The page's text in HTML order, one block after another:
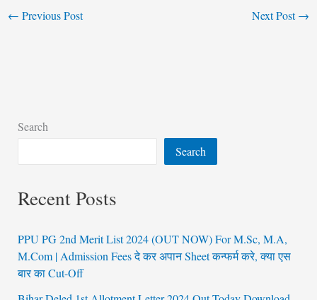
← Previous Post Next Post→
Search
Search
Recent Posts
PPU PG 2nd Merit List 2024 (OUT NOW) For M.Sc, M.A,
M.Com | Admission Fees दे कर अपान Sheet कन्फर्म करे, क्या एस
बार का Cut-Off